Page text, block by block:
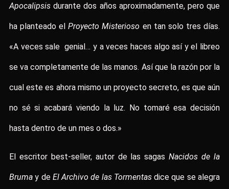
Apocalipsis durante dos años aproximadamente, pero que
ha planteado elProyecto Misterioso en tan solo tres días.
«A veces sale genial… y a veces haces algo así y el libreo
se va completamente de las manos. Así que la razón por la
cual este es ahora mismo un proyecto secreto, es que aún
no sé si acabará viendo la luz. No tomaré esa decisión
hasta dentro de un mes o dos.»
El escritor best-seller, autor de las sagas Nacidos de la
Bruma y de El Archivo de las Tormentasdice que se alegra